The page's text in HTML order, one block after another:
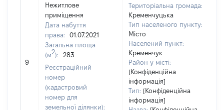
9
Нежитлове
приміщення
Дата набуття
права:
01.07.2021
Загальна площа
(м2):
283
Реєстраційний
номер
(кадастровий
номер для
земельної ділянки):
Територіальна громада:
Кременчуцька
Тип населеного пункту:
Місто
Населений пункт:
Кременчук
Район у місті:
[Конфіденційна
інформація]
Тип: [Конфіденційна
інформація]